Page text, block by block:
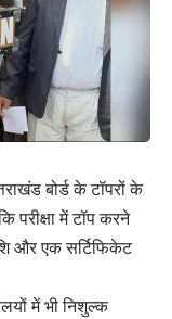
बोर्ड के टॉपरों के
परीक्षा में टॉप करने
और एक सर्टिफिकेट
में भी निशुल्क